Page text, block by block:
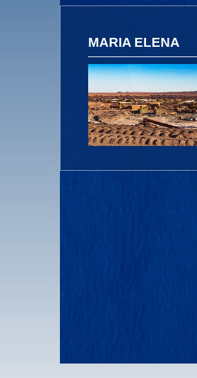
MARIA ELENA